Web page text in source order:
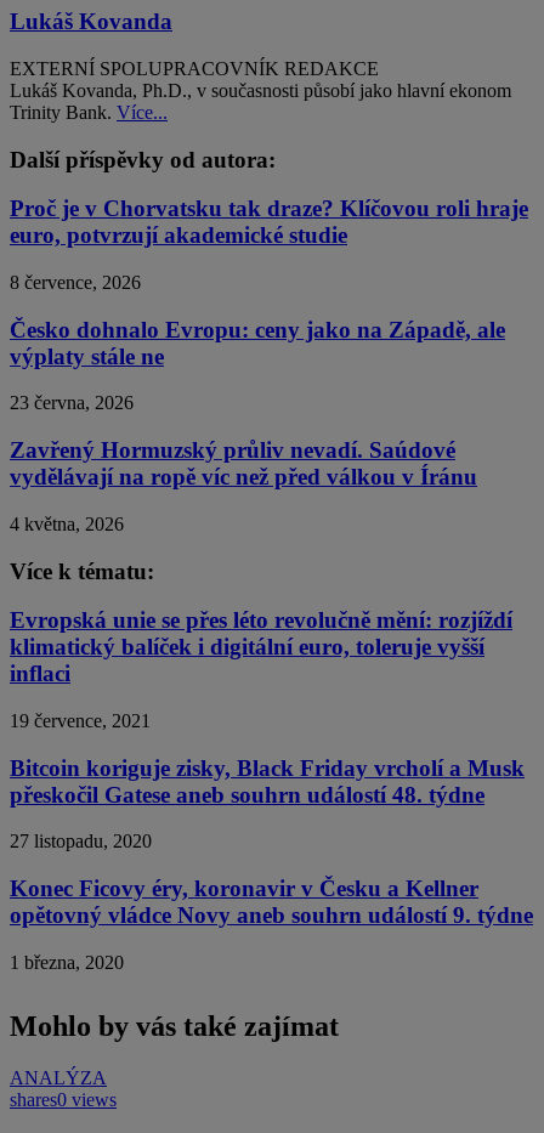
Lukáš Kovanda
EXTERNÍ SPOLUPRACOVNÍK REDAKCE
Lukáš Kovanda, Ph.D., v současnosti působí jako hlavní ekonom
Trinity Bank. Více...
Další příspěvky od autora:
Proč je v Chorvatsku tak draze? Klíčovou roli hraje
euro, potvrzují akademické studie
8 července, 2026
Česko dohnalo Evropu: ceny jako na Západě, ale
výplaty stále ne
23 června, 2026
Zavřený Hormuzský průliv nevadí. Saúdové
vydělávají na ropě víc než před válkou v Íránu
4 května, 2026
Více k tématu:
Evropská unie se přes léto revolučně mění: rozjíždí
klimatický balíček i digitální euro, toleruje vyšší
inflaci
19 července, 2021
Bitcoin koriguje zisky, Black Friday vrcholí a Musk
přeskočil Gatese aneb souhrn událostí 48. týdne
27 listopadu, 2020
Konec Ficovy éry, koronavir v Česku a Kellner
opětovný vládce Novy aneb souhrn událostí 9. týdne
1 března, 2020
Mohlo by vás také zajímat
ANALÝZA
shares0 views